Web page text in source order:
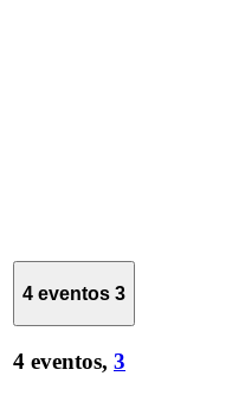
4 eventos 3
4 eventos, 3